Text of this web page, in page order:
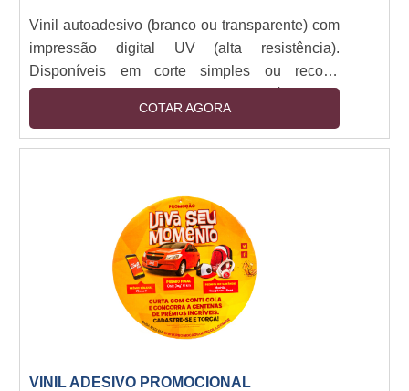
Vinil autoadesivo (branco ou transparente) com
impressão digital UV (alta resistência).
Disponíveis em corte simples ou recorte
especial (plotter). Camada removível sem
resíduos. Resistência a intempéries (6+ meses
outdoor). Espessuras: 80-150 micra. Aplicação
COTAR AGORA
VINIL ADESIVO PROMOCIONAL